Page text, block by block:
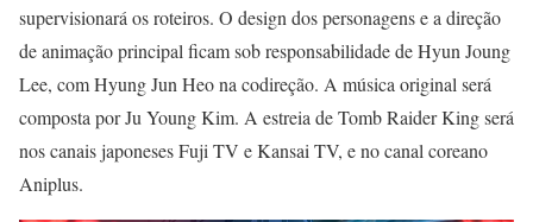
supervisionará os roteiros. O design dos personagens e a direção
de animação principal ficam sob responsabilidade de Hyun Joung
Lee, com Hyung Jun Heo na codireção. A música original será
composta por Ju Young Kim. A estreia de Tomb Raider King será
nos canais japoneses Fuji TV e Kansai TV, e no canal coreano
Aniplus.